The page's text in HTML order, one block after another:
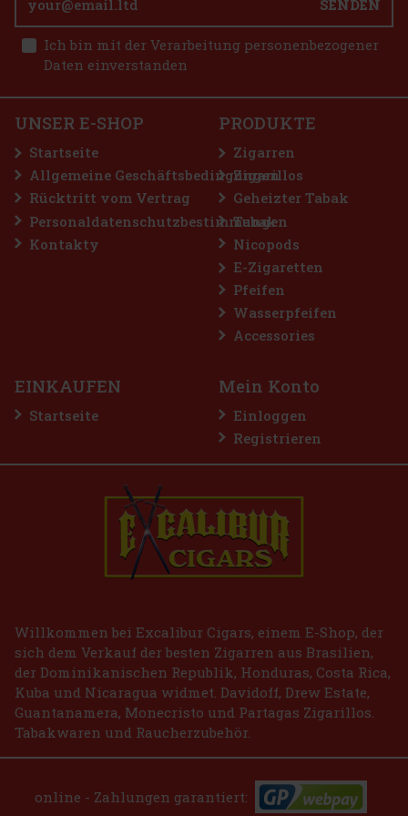
Bestellen
E-Zigarette LIO BASE PRO - Onyx
AUF LAGER(5 st)
2.47 € ohne VAT
(2 st)
SENDEN
Ich bin mit der Verarbeitung personenbezogener
Daten einverstanden
UNSER E-SHOP
Startseite
Allgemeine Geschäftsbedingungen
Rücktritt vom Vertrag
Personaldatenschutzbestimmungen
Kontakty
PRODUKTE
Zigarren
Zigarillos
Geheizter Tabak
Tabak
Nicopods
E-Zigaretten
Pfeifen
Wasserpfeifen
Accessories
EINKAUFEN
Startseite
Mein Konto
Einloggen
Registrieren
Willkommen bei Excalibur Cigars, einem E-Shop, der
sich dem Verkauf der besten Zigarren aus Brasilien,
der Dominikanischen Republik, Honduras, Costa Rica,
Kuba und Nicaragua widmet. Davidoff, Drew Estate,
Guantanamera, Monecristo und Partagas Zigarillos.
Tabakwaren und Raucherzubehör.
online - Zahlungen garantiert: